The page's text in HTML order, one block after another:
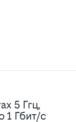
5 Ггц,
1 Гбит/с